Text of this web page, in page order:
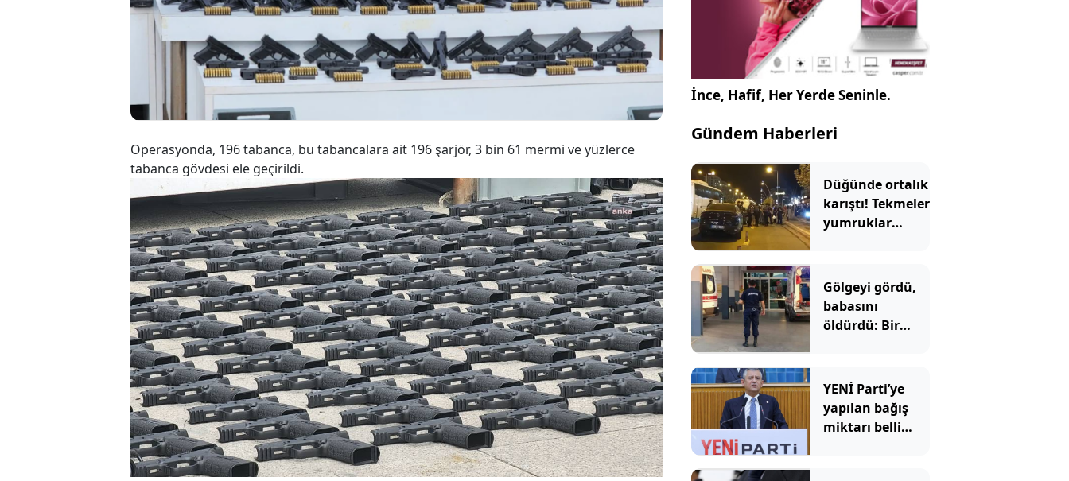
Operasyonda, 196 tabanca, bu tabancalara ait 196 şarjör, 3 bin 61 mermi ve yüzlerce
tabanca gövdesi ele geçirildi.
İnce, Hafif, Her Yerde Seninle.
Gündem Haberleri
Düğünde ortalık
karıştı! Tekmeler
yumruklar
Gölgeyi gördü,
babasını
öldürdü: Bir
YENİ Parti’ye
yapılan bağış
miktarı belli